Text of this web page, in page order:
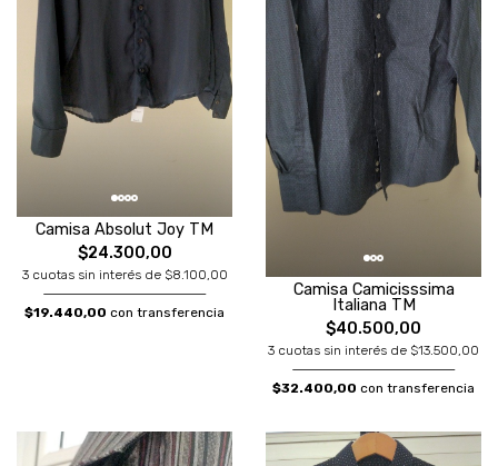
Camisa Absolut Joy TM
$24.300,00
3 cuotas sin interés de $8.100,00
$19.440,00 con transferencia
Camisa Camicisssima
Italiana TM
$40.500,00
3 cuotas sin interés de $13.500,00
$32.400,00 con transferencia